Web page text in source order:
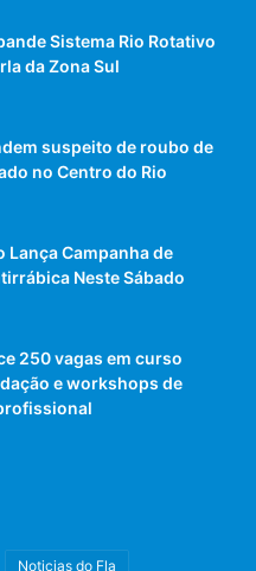
Sistema Rio Rotativo
da Zona Sul
suspeito de roubo de
no Centro do Rio
Lança Campanha de
Neste Sábado
250 vagas em curso
e workshops de
Noticias do Fla